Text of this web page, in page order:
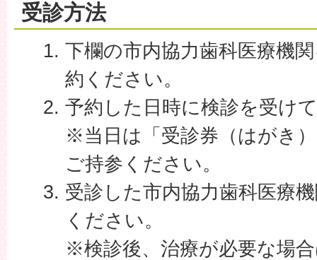
受診方法
下欄の市内協力歯科医療機
約ください。
予約した日時に検診を受け
※当日は「受診券（はがき
ご持参ください。
受診した市内協力歯科医療
ください。
※検診後、治療が必要な場